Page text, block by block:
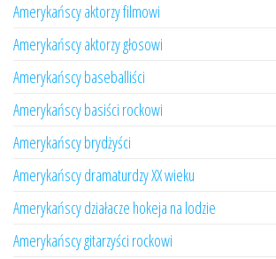
Amerykańscy aktorzy filmowi
Amerykańscy aktorzy głosowi
Amerykańscy baseballiści
Amerykańscy basiści rockowi
Amerykańscy brydżyści
Amerykańscy dramaturdzy XX wieku
Amerykańscy działacze hokeja na lodzie
Amerykańscy gitarzyści rockowi